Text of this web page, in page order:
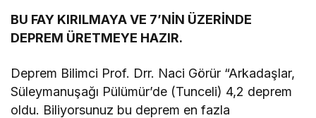
BU FAY KIRILMAYA VE 7’NİN ÜZERİNDE
DEPREM ÜRETMEYE HAZIR.
Deprem Bilimci Prof. Drr. Naci Görür “Arkadaşlar,
Süleymanuşağı Pülümür’de (Tunceli) 4,2 deprem
oldu. Biliyorsunuz bu deprem en fazla